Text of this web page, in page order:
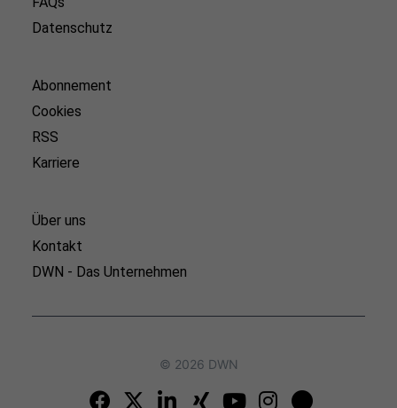
Datenschutz
Abonnement
Cookies
RSS
Karriere
Über uns
Kontakt
DWN - Das Unternehmen
© 2026 DWN